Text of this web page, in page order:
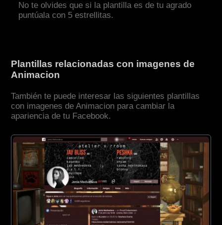
No te olvides que si la plantilla es de tu agrado
puntúala con 5 estrellitas.
Plantillas relacionadas con imagenes de
Animacion
También te puede interesar las siguientes plantillas
con imagenes de Animacion para cambiar la
apariencia de tu Facebook.